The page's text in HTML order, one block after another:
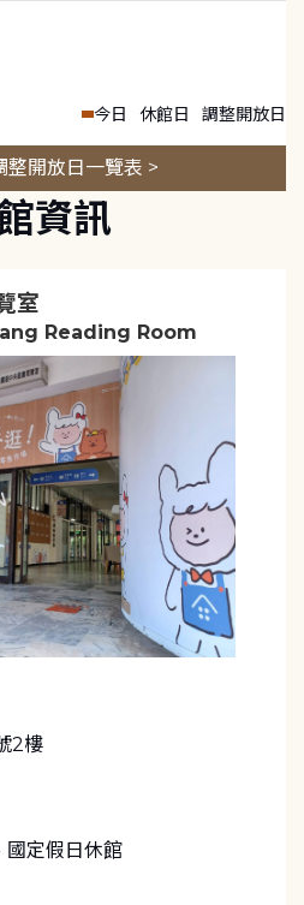
今日 休館日 調整開放日
整開放日一覽表 >
資訊
室
Reading Room
2樓
國定假日休館